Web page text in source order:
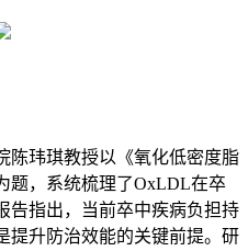
陈玮琪教授以《氧化低密度脂
题，系统梳理了OxLDL在卒
告指出，当前卒中疾病负担持
提升防治效能的关键前提。研